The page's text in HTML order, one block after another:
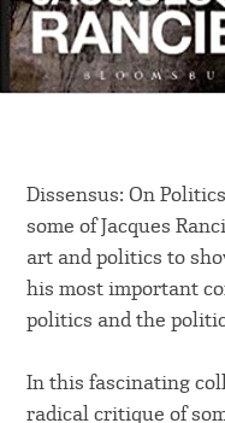
Dissensus: On
some of Jacques
art and politics to
his most important
politics and the
In this fascinating
radical critique of